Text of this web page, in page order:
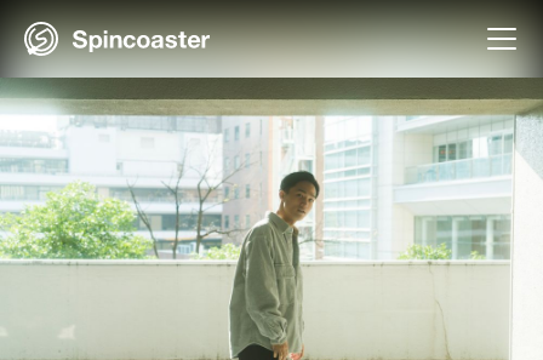
content